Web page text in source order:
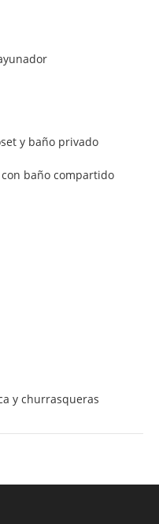
y baño privado
baño compartido
y churrasqueras